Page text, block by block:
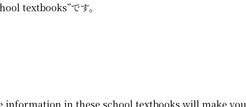
textbooks”です。
information in these school textbooks will make you